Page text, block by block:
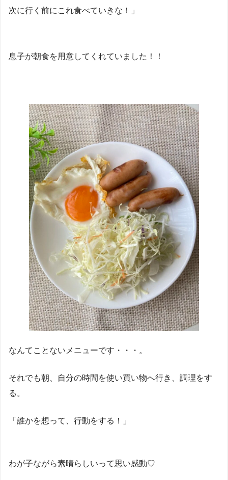
次に行く前にこれ食べていきな！」
息子が朝食を用意してくれていました！！
なんてことないメニューです・・・。
それでも朝、自分の時間を使い買い物へ行き、調理をす
る。
「誰かを想って、行動をする！」
わが子ながら素晴らしいって思い感動♡